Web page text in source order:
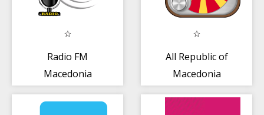
Radio FM
Macedonia
All Republic of
Macedonia
App